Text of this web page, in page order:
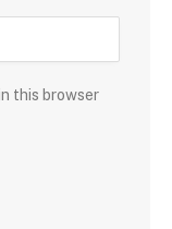
this browser